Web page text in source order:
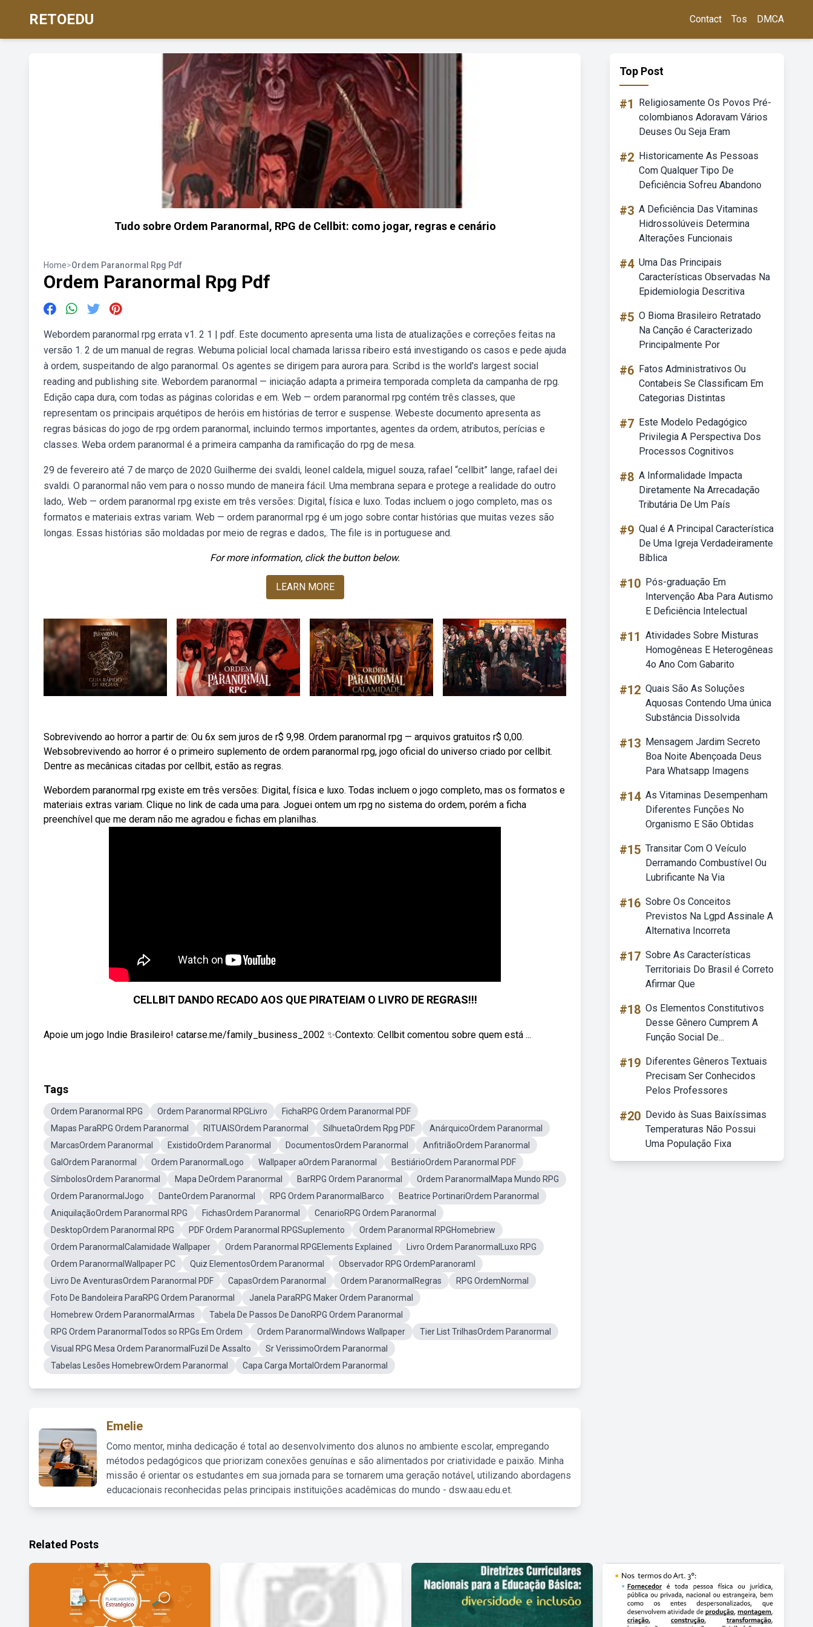
RETOEDU Contact Tos DMCA
Tudo sobre Ordem Paranormal, RPG de Cellbit: como jogar, regras e cenário
Home>Ordem Paranormal Rpg Pdf
Ordem Paranormal Rpg Pdf
Webordem paranormal rpg errata v1. 2 1 | pdf. Este documento apresenta uma lista de atualizações e correções feitas na
versão 1. 2 de um manual de regras. Webuma policial local chamada larissa ribeiro está investigando os casos e pede ajuda
à ordem, suspeitando de algo paranormal. Os agentes se dirigem para aurora para. Scribd is the world's largest social
reading and publishing site. Webordem paranormal — iniciação adapta a primeira temporada completa da campanha de rpg.
Edição capa dura, com todas as páginas coloridas e em. Web — ordem paranormal rpg contém três classes, que
representam os principais arquétipos de heróis em histórias de terror e suspense. Webeste documento apresenta as
regras básicas do jogo de rpg ordem paranormal, incluindo termos importantes, agentes da ordem, atributos, perícias e
classes. Weba ordem paranormal é a primeira campanha da ramificação do rpg de mesa.
29 de fevereiro até 7 de março de 2020 Guilherme dei svaldi, leonel caldela, miguel souza, rafael “cellbit” lange, rafael dei
svaldi. O paranormal não vem para o nosso mundo de maneira fácil. Uma membrana separa e protege a realidade do outro
lado,. Web — ordem paranormal rpg existe em três versões: Digital, física e luxo. Todas incluem o jogo completo, mas os
formatos e materiais extras variam. Web — ordem paranormal rpg é um jogo sobre contar histórias que muitas vezes são
longas. Essas histórias são moldadas por meio de regras e dados,. The file is in portuguese and.
For more information, click the button below.
LEARN MORE
Sobrevivendo ao horror a partir de: Ou 6x sem juros de r$ 9,98. Ordem paranormal rpg — arquivos gratuitos r$ 0,00.
Websobrevivendo ao horror é o primeiro suplemento de ordem paranormal rpg, jogo oficial do universo criado por cellbit.
Dentre as mecânicas citadas por cellbit, estão as regras.
Webordem paranormal rpg existe em três versões: Digital, física e luxo. Todas incluem o jogo completo, mas os formatos e
materiais extras variam. Clique no link de cada uma para. Joguei ontem um rpg no sistema do ordem, porém a ficha
preenchível que me deram não me agradou e fichas em planilhas.
CELLBIT DANDO RECADO AOS QUE PIRATEIAM O LIVRO DE REGRAS!!!
Apoie um jogo Indie Brasileiro! catarse.me/family_business_2002 ✨Contexto: Cellbit comentou sobre quem está ...
Tags
Ordem Paranormal RPG Ordem Paranormal RPGLivro
FichaRPG Ordem Paranormal PDF
Mapas ParaRPG Ordem Paranormal
RITUAISOrdem Paranormal SilhuetaOrdem Rpg PDF
AnárquicoOrdem Paranormal
MarcasOrdem Paranormal
ExistidoOrdem Paranormal DocumentosOrdem Paranormal
AnfitriãoOrdem Paranormal
GalOrdem Paranormal
Ordem ParanormalLogo Wallpaper aOrdem Paranormal
BestiárioOrdem Paranormal PDF
SímbolosOrdem Paranormal
Mapa DeOrdem Paranormal BarRPG Ordem Paranormal
Ordem ParanormalMapa Mundo RPG
Ordem ParanormalJogo
DanteOrdem Paranormal RPG Ordem ParanormalBarco
Beatrice PortinariOrdem Paranormal
AniquilaçãoOrdem Paranormal RPG
FichasOrdem Paranormal
CenarioRPG Ordem Paranormal
DesktopOrdem Paranormal RPG
PDF Ordem Paranormal RPGSuplemento
Ordem Paranormal RPGHomebriew
Ordem ParanormalCalamidade Wallpaper
Ordem Paranormal RPGElements Explained
Livro Ordem ParanormalLuxo RPG
Ordem ParanormalWallpaper PC
Quiz ElementosOrdem Paranormal
Observador RPG OrdemParanoraml
Livro De AventurasOrdem Paranormal PDF
CapasOrdem Paranormal Ordem ParanormalRegras
RPG OrdemNormal
Foto De Bandoleira ParaRPG Ordem Paranormal
Janela ParaRPG Maker Ordem Paranormal
Homebrew Ordem ParanormalArmas
Tabela De Passos De DanoRPG Ordem Paranormal
RPG Ordem ParanormalTodos so RPGs Em Ordem
Ordem ParanormalWindows Wallpaper
Tier List TrilhasOrdem Paranormal
Visual RPG Mesa Ordem ParanormalFuzil De Assalto
Sr VerissimoOrdem Paranormal
Tabelas Lesões HomebrewOrdem Paranormal
Capa Carga MortalOrdem Paranormal
Emelie
Como mentor, minha dedicação é total ao desenvolvimento dos alunos no ambiente escolar, empregando
métodos pedagógicos que priorizam conexões genuínas e são alimentados por criatividade e paixão. Minha
missão é orientar os estudantes em sua jornada para se tornarem uma geração notável, utilizando abordagens
educacionais reconhecidas pelas principais instituições acadêmicas do mundo - dsw.aau.edu.et.
Top Post
#1
Religiosamente Os Povos Pré-
colombianos Adoravam Vários
Deuses Ou Seja Eram
#2 Historicamente As Pessoas
Com Qualquer Tipo De
Deficiência Sofreu Abandono
#3 A Deficiência Das Vitaminas
Hidrossolúveis Determina
Alterações Funcionais
#4 Uma Das Principais
Características Observadas Na
Epidemiologia Descritiva
#5 O Bioma Brasileiro Retratado
Na Canção é Caracterizado
Principalmente Por
#6 Fatos Administrativos Ou
Contabeis Se Classificam Em
Categorias Distintas
#7 Este Modelo Pedagógico
Privilegia A Perspectiva Dos
Processos Cognitivos
#8 A Informalidade Impacta
Diretamente Na Arrecadação
Tributária De Um País
#9 Qual é A Principal Característica
De Uma Igreja Verdadeiramente
Bíblica
#10 Pós-graduação Em
Intervenção Aba Para Autismo
E Deficiência Intelectual
#11 Atividades Sobre Misturas
Homogêneas E Heterogêneas
4o Ano Com Gabarito
#12 Quais São As Soluções
Aquosas Contendo Uma única
Substância Dissolvida
#13 Mensagem Jardim Secreto
Boa Noite Abençoada Deus
Para Whatsapp Imagens
#14 As Vitaminas Desempenham
Diferentes Funções No
Organismo E São Obtidas
#15 Transitar Com O Veículo
Derramando Combustível Ou
Lubrificante Na Via
#16 Sobre Os Conceitos
Previstos Na Lgpd Assinale A
Alternativa Incorreta
#17 Sobre As Características
Territoriais Do Brasil é Correto
Afirmar Que
#18 Os Elementos Constitutivos
Desse Gênero Cumprem A
Função Social De...
#19 Diferentes Gêneros Textuais
Precisam Ser Conhecidos
Pelos Professores
#20 Devido às Suas Baixíssimas
Temperaturas Não Possui
Uma População Fixa
Related Posts